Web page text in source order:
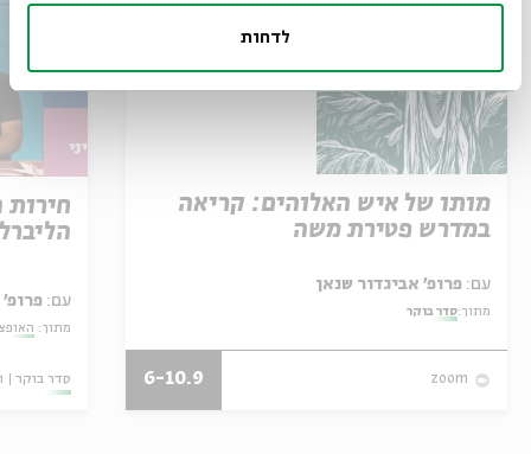
לדחות
מותו של איש האלוהים: קריאה
במדרש פטירת משה
עם:
מתוך:סדר בוקר
zoom
6-10.9
עם: פרופ'
מתוך:
סדר בוקר